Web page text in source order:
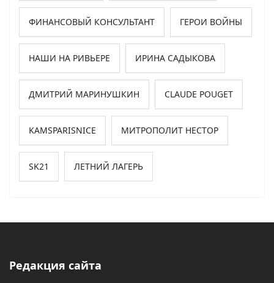
ФИНАНСОВЫЙ КОНСУЛЬТАНТ ГЕРОИ ВОЙНЫ
НАШИ НА РИВЬЕРЕ ИРИНА САДЫКОВА
ДМИТРИЙ МАРИНУШКИН CLAUDE POUGET
KAMSPARISNICE МИТРОПОЛИТ НЕСТОР
SK21 ЛЕТНИЙ ЛАГЕРЬ
Редакция сайта